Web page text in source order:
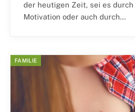
der heutigen Zeit, sei es durch
Motivation oder auch durch…
FAMILIE